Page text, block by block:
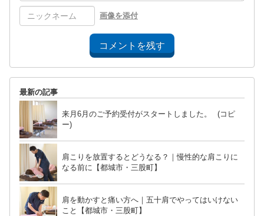
画像を添付
コメントを残す
最新の記事
来月6月のご予約受付がスタートしました。 (コピ
ー)
肩こりを放置するとどうなる？｜慢性的な肩こりに
なる前に【都城市・三股町】
肩を動かすと痛い方へ｜五十肩でやってはいけない
こと【都城市・三股町】